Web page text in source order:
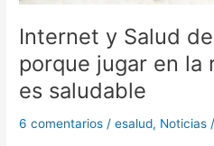
Internet y Salud
porque jugar en la
es saludable
6 comentarios /esalud, Noticias